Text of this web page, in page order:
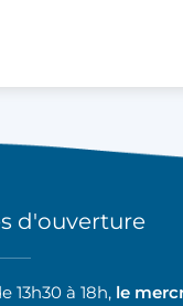
d'ouverture
13h30 à 18h,le